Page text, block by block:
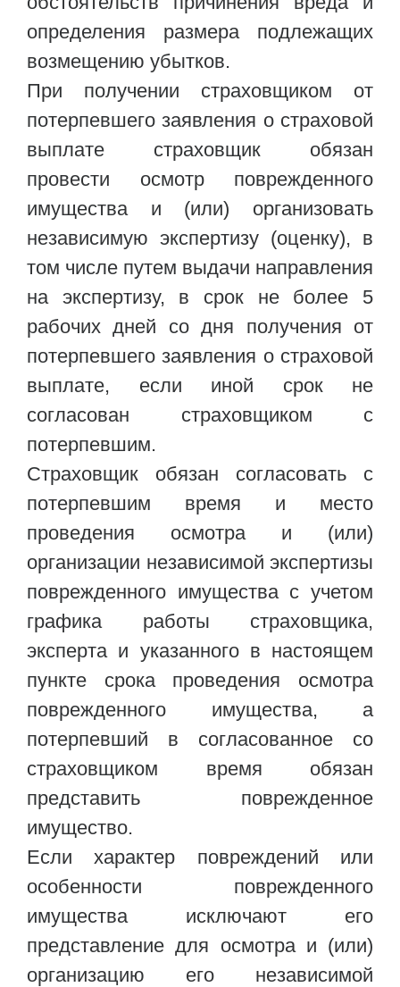
определения размера подлежащих
возмещению убытков.
При получении страховщиком от
потерпевшего заявления о страховой
выплате страховщик обязан
провести осмотр поврежденного
имущества и (или) организовать
независимую экспертизу (оценку), в
том числе путем выдачи направления
на экспертизу, в срок не более 5
рабочих дней со дня получения от
потерпевшего заявления о страховой
выплате, если иной срок не
согласован страховщиком с
потерпевшим.
Страховщик обязан согласовать с
потерпевшим время и место
проведения осмотра и (или)
организации независимой экспертизы
поврежденного имущества с учетом
графика работы страховщика,
эксперта и указанного в настоящем
пункте срока проведения осмотра
поврежденного имущества, а
потерпевший в согласованное со
страховщиком время обязан
представить поврежденное
имущество.
Если характер повреждений или
особенности поврежденного
имущества исключают его
представление для осмотра и (или)
организацию его независимой